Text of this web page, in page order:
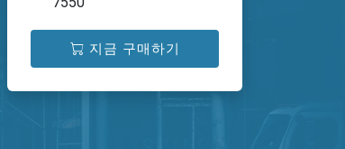
지금 구매하기